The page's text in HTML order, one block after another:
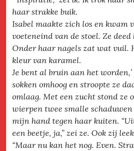
haar strakke buik.
Isabel maakte zich los en kwam
voeteneind van de stoel. Ze
Onder haar nagels zat wat vuil.
kleur van karamel.
Je bent al bruin aan het
sokken omhoog en stroopte ze
omlaag. Met een zucht stond ze
wierpen twee smalle
mijn hand tegen haar kuiten.
een beetje, ja,” zei ze. Ook zij
“Maar nu kan het nog. Even.